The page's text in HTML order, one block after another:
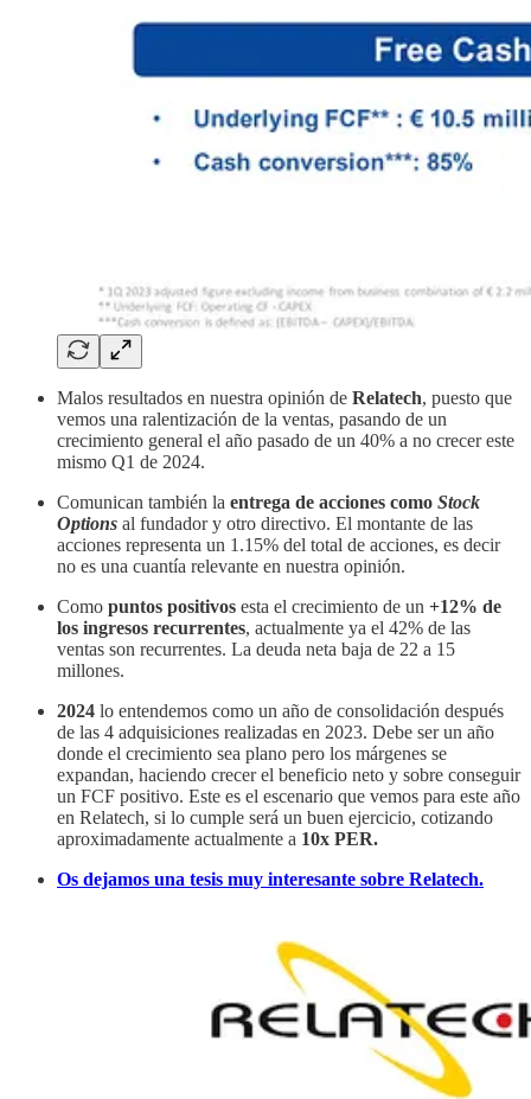
Malos resultados en nuestra opinión de Relatech, puesto que
vemos una ralentización de la ventas, pasando de un
crecimiento general el año pasado de un 40% a no crecer este
mismo Q1 de 2024.
Comunican también la entrega de acciones como Stock
Options al fundador y otro directivo. El montante de las
acciones representa un 1.15% del total de acciones, es decir
no es una cuantía relevante en nuestra opinión.
Como puntos positivos esta el crecimiento de un +12% de
los ingresos recurrentes, actualmente ya el 42% de las
ventas son recurrentes. La deuda neta baja de 22 a 15
millones.
2024 lo entendemos como un año de consolidación después
de las 4 adquisiciones realizadas en 2023. Debe ser un año
donde el crecimiento sea plano pero los márgenes se
expandan, haciendo crecer el beneficio neto y sobre conseguir
un FCF positivo. Este es el escenario que vemos para este año
en Relatech, si lo cumple será un buen ejercicio, cotizando
aproximadamente actualmente a 10x PER.
Os dejamos una tesis muy interesante sobre Relatech.